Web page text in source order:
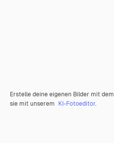
Erstelle deine eigenen Bilder mit dem
sie mit unserem KI-Fotoeditor.